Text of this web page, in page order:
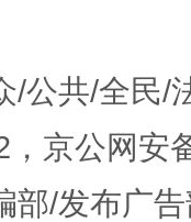
/公共/全民/
京公网安
部/发布广